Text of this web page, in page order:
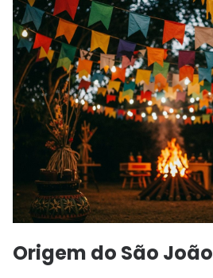
Origem do São João